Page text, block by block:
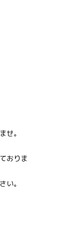
せ。
おりま
い。